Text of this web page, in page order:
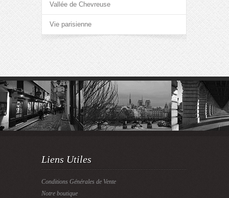
Vallée de Chevreuse
Vie parisienne
Liens Utiles
Conditions Générales de Vente
Notre boutique